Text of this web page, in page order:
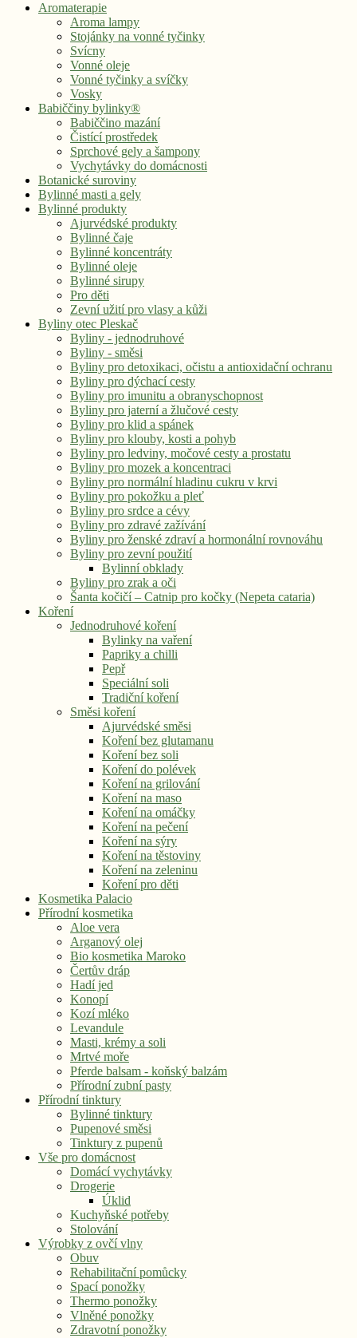
Aromaterapie
Aroma lampy
Stojánky na vonné tyčinky
Svícny
Vonné oleje
Vonné tyčinky a svíčky
Vosky
Babiččiny bylinky®
Babiččino mazání
Čistící prostředek
Sprchové gely a šampony
Vychytávky do domácnosti
Botanické suroviny
Bylinné masti a gely
Bylinné produkty
Ajurvédské produkty
Bylinné čaje
Bylinné koncentráty
Bylinné oleje
Bylinné sirupy
Pro děti
Zevní užití pro vlasy a kůži
Byliny otec Pleskač
Byliny - jednodruhové
Byliny - směsi
Byliny pro detoxikaci, očistu a antioxidační ochranu
Byliny pro dýchací cesty
Byliny pro imunitu a obranyschopnost
Byliny pro jaterní a žlučové cesty
Byliny pro klid a spánek
Byliny pro klouby, kosti a pohyb
Byliny pro ledviny, močové cesty a prostatu
Byliny pro mozek a koncentraci
Byliny pro normální hladinu cukru v krvi
Byliny pro pokožku a pleť
Byliny pro srdce a cévy
Byliny pro zdravé zažívání
Byliny pro ženské zdraví a hormonální rovnováhu
Byliny pro zevní použití
Bylinní obklady
Byliny pro zrak a oči
Šanta kočičí – Catnip pro kočky (Nepeta cataria)
Koření
Jednodruhové koření
Bylinky na vaření
Papriky a chilli
Pepř
Speciální soli
Tradiční koření
Směsi koření
Ajurvédské směsi
Koření bez glutamanu
Koření bez soli
Koření do polévek
Koření na grilování
Koření na maso
Koření na omáčky
Koření na pečení
Koření na sýry
Koření na těstoviny
Koření na zeleninu
Koření pro děti
Kosmetika Palacio
Přírodní kosmetika
Aloe vera
Arganový olej
Bio kosmetika Maroko
Čertův dráp
Hadí jed
Konopí
Kozí mléko
Levandule
Masti, krémy a soli
Mrtvé moře
Pferde balsam - koňský balzám
Přírodní zubní pasty
Přírodní tinktury
Bylinné tinktury
Pupenové směsi
Tinktury z pupenů
Vše pro domácnost
Domácí vychytávky
Drogerie
Úklid
Kuchyňské potřeby
Stolování
Výrobky z ovčí vlny
Obuv
Rehabilitační pomůcky
Spací ponožky
Thermo ponožky
Vlněné ponožky
Zdravotní ponožky